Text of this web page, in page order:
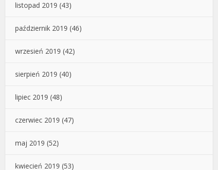
listopad 2019 (43)
październik 2019 (46)
wrzesień 2019 (42)
sierpień 2019 (40)
lipiec 2019 (48)
czerwiec 2019 (47)
maj 2019 (52)
kwiecień 2019 (53)